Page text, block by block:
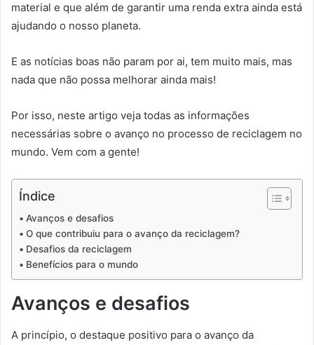
material e que além de garantir uma renda extra ainda está
ajudando o nosso planeta.
E as notícias boas não param por ai, tem muito mais, mas
nada que não possa melhorar ainda mais!
Por isso, neste artigo veja todas as informações
necessárias sobre o avanço no processo de reciclagem no
mundo. Vem com a gente!
Índice
Avanços e desafios
O que contribuiu para o avanço da reciclagem?
Desafios da reciclagem
Benefícios para o mundo
Avanços e desafios
A princípio, o destaque positivo para o avanço da